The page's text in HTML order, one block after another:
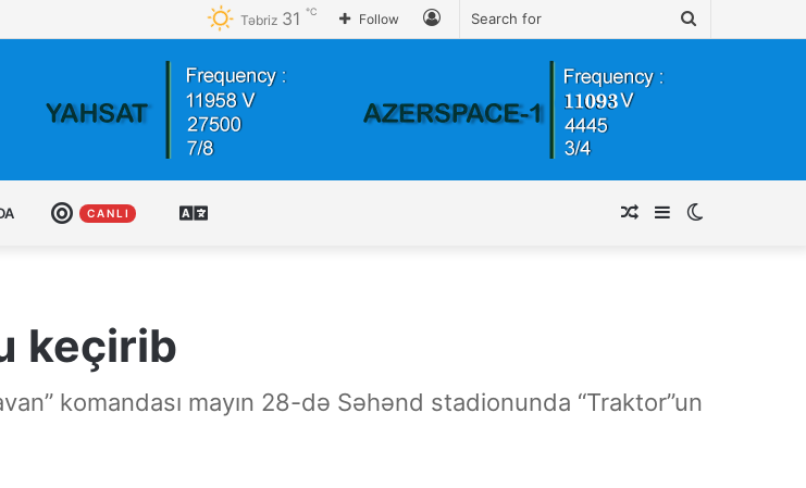
Follow
Təbriz 31 ℃
CANLI
C A N L I Sidebar
Random
keçirib
komandası mayın 28-də Səhənd stadionunda “Traktor”un